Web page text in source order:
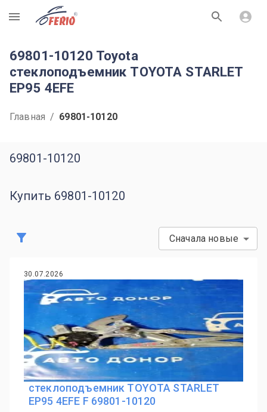
R
69801-10120 Toyota
стеклоподъемник TOYOTA STARLET
EP95 4EFE
Главная / 69801-10120
69801-10120
Купить 69801-10120
Сначала новые
30.07.2026
стеклоподъемник TOYOTA STARLET
EP95 4EFE F 69801-10120